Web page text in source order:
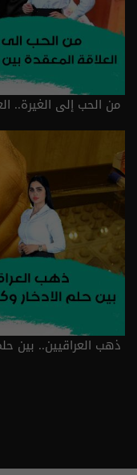
من الحب إلى الغيرة..
٢٢٠ | الموسم 3